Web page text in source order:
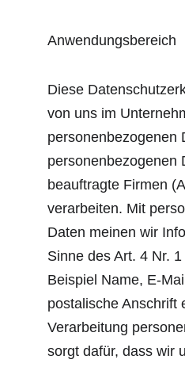
Anwendungsbereich
Diese
von uns im
personenbezogenen
personenbezogenen
beauftragte Firmen
verarbeiten. Mit
Daten meinen wir
Sinne des Art. 4 Nr.
Beispiel Name, E-
postalische Anschrift
Verarbeitung
sorgt dafür, dass wir